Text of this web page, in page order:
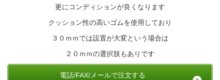
更にコンディションが良くなります
クッション性の高いゴムを使用しており
３０ｍｍでは設置が大変という場合は
２０ｍｍの選択肢もありです
電話/FAX/メールで注文する